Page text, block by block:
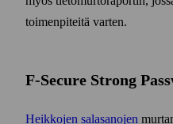
toimen­piteitä varten.
F-Secure Strong
Heikkojen sala­sanojen